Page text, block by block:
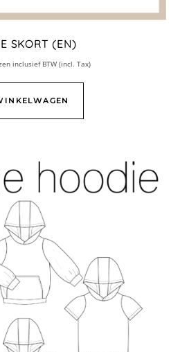
SKORT (EN)
inclusief BTW (incl. Tax)